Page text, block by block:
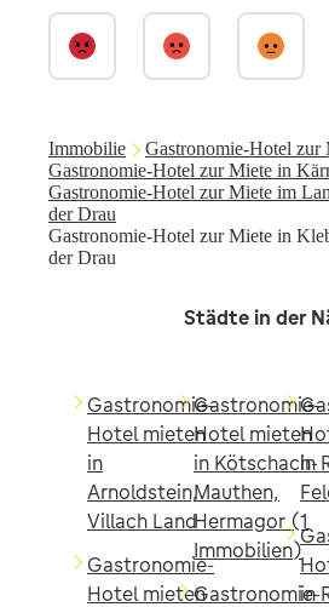
Immobilie
Gastronomie-Hotel zur
Gastronomie-Hotel zur Miete in
Gastronomie-Hotel zur Miete im
der Drau
Gastronomie-Hotel zur Miete in
der Drau
Städte in der
Gastronomie-
Hotel mieten
in
Arnoldstein,
Villach Land
Gastronomie-
Hotel mieten
Gastronomie-
Hotel mieten
in Kötschach-
Mauthen,
Hermagor (1
Immobilien)
Gastronomie-
in
in